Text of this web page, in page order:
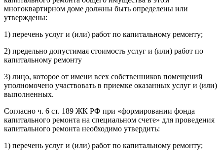
многоквартирном доме должны быть определены или
утверждены:
1) перечень услуг и (или) работ по капитальному ремонту;
2) предельно допустимая стоимость услуг и (или) работ по
капитальному ремонту
3) лицо, которое от имени всех собственников помещений
уполномочено участвовать в приемке оказанных услуг и (или)
выполненных.
Согласно ч. 6 ст. 189 ЖК РФ при «формировании фонда
капитального ремонта на специальном счете» для проведения
капитального ремонта необходимо утвердить:
1) перечень услуг и (или) работ по капитальному ремонту;